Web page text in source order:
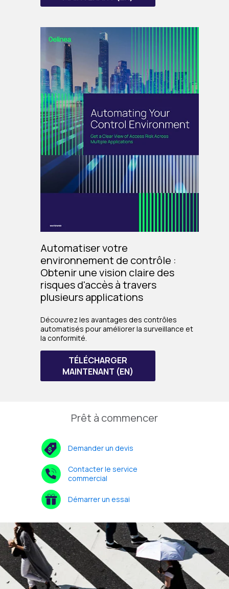
Automatiser votre
environnement de contrôle :
Obtenir une vision claire des
risques d'accès à travers
plusieurs applications
Découvrez les avantages des contrôles
automatisés pour améliorer la surveillance et
la conformité.
TÉLÉCHARGER
MAINTENANT (EN)
Prêt à commencer
Demander un devis
Contacter le service
commercial
Démarrer un essai